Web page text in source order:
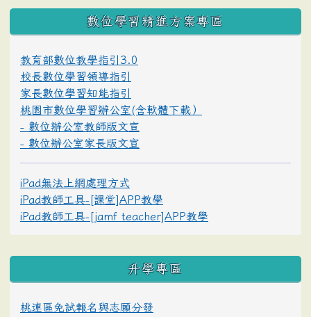
數位學習精進方案專區
教育部數位教學指引3.0
校長數位學習領導指引
家長數位學習知能指引
桃園市數位學習辦公室(含軟體下載）
- 數位辦公室教師版文宣
- 數位辦公室家長版文宣
iPad無法上網處理方式
iPad教師工具-[課堂]APP教學
iPad教師工具-[jamf teacher]APP教學
升學專區
桃連區免試報名與志願分發